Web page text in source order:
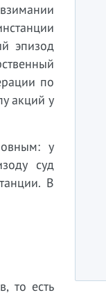
эпизод
по
акций у
у
суд
В
то есть